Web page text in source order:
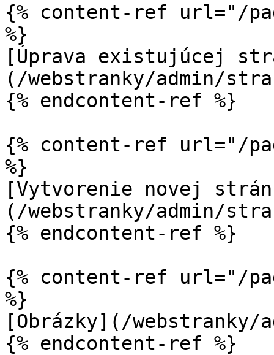
{% content-ref url="/
%}
[Úprava existujúcej
(/webstranky/admin/
{% endcontent-ref %}
{% content-ref url="/
%}
[Vytvorenie novej
(/webstranky/admin/
{% endcontent-ref %}
{% content-ref url="/
%}
[Obrázky](/webstranky/
{% endcontent-ref %}